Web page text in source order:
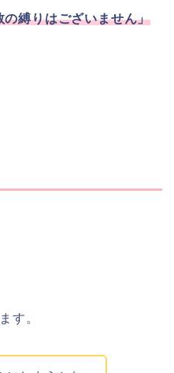
の縛りはございません」
す。